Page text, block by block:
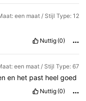
een maat / Stijl Type: 12
Nuttig (0)
een maat / Stijl Type: 67
en het past heelgoed
Nuttig (0)